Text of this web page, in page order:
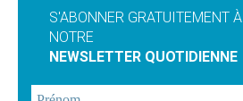
S'ABONNER GRATUITEMENT À
NOTRE
NEWSLETTER QUOTIDIENNE